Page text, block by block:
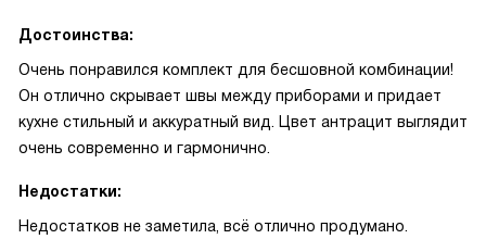
Достоинства:
Очень понравился комплект для бесшовной комбинации!
Он отлично скрывает швы между приборами и придает
кухне стильный и аккуратный вид. Цвет антрацит выглядит
очень современно и гармонично.
Недостатки:
Недостатков не заметила, всё отлично продумано.